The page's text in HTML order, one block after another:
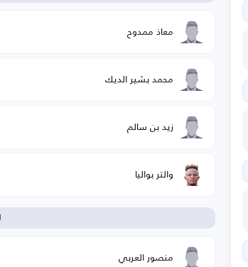
معاذ ممدوح
محمد بشير الديك
زيد بن سالم
والتر بواليا
منصور العربي